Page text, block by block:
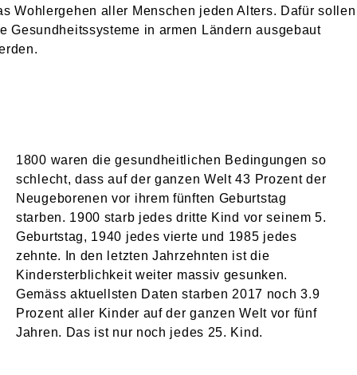
Wohlergehen aller Menschen jeden Alters. Dafür sollen
Gesundheitssysteme in armen Ländern ausgebaut
1800 waren die gesundheitlichen Bedingungen so
schlecht, dass auf der ganzen Welt 43 Prozent der
Neugeborenen vor ihrem fünften Geburtstag
starben. 1900 starb jedes dritte Kind vor seinem 5.
Geburtstag, 1940 jedes vierte und 1985 jedes
zehnte. In den letzten Jahrzehnten ist die
Kindersterblichkeit weiter massiv gesunken.
Gemäss aktuellsten Daten starben 2017 noch 3.9
Prozent aller Kinder auf der ganzen Welt vor fünf
Jahren. Das ist nur noch jedes 25. Kind.